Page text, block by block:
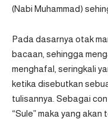
(Nabi Muhammad)
Pada dasarnya otak
bacaan, sehingga
menghafal, seringkali
ketika disebutkan
tulisannya. Sebagai
“Sule” maka yang